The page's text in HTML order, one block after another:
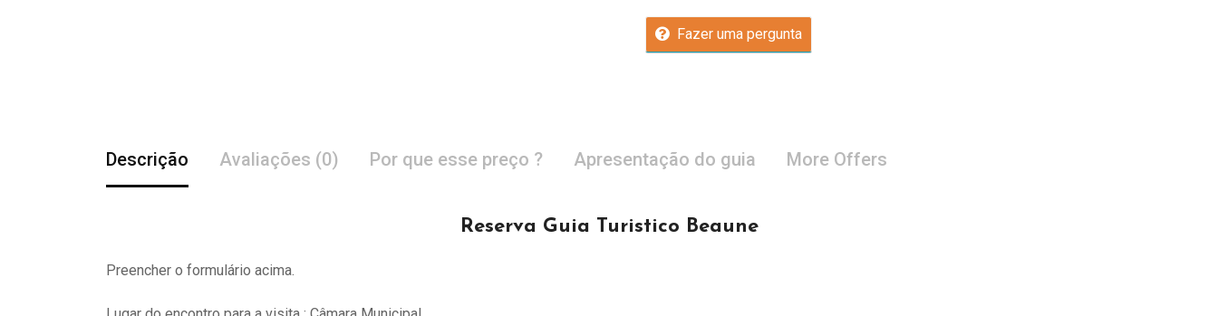
Fazer uma pergunta
Descrição Avaliações (0) Por que esse preço ? Apresentação do guia More Offers
Reserva Guia Turistico Beaune
Preencher o formulário acima.